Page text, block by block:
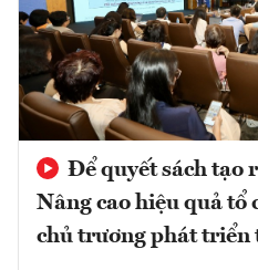
Để quyết sách tạo
Nâng cao hiệu quả tổ
chủ trương phát triển